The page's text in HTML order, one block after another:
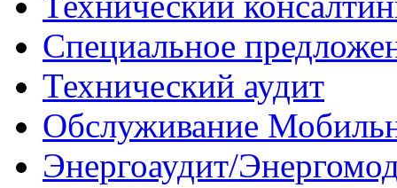
Специальное
Технический аудит
Обслуживание
Энергоаудит/